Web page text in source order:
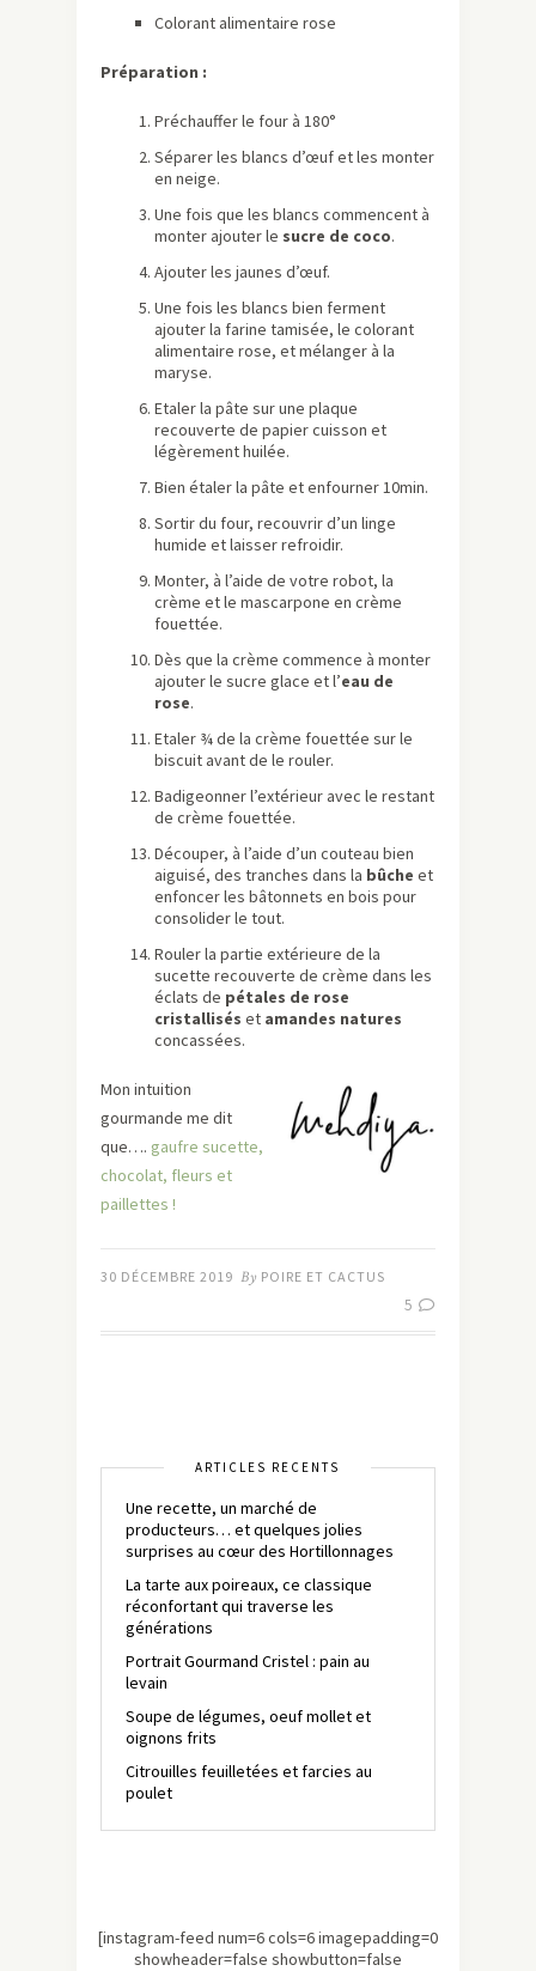
Colorant alimentaire rose
Préparation :
Préchauffer le four à 180°
Séparer les blancs d’œuf et les monter
en neige.
Une fois que les blancs commencent à
monter ajouter le sucre de coco.
Ajouter les jaunes d’œuf.
Une fois les blancs bien ferment
ajouter la farine tamisée, le colorant
alimentaire rose, et mélanger à la
maryse.
Etaler la pâte sur une plaque
recouverte de papier cuisson et
légèrement huilée.
Bien étaler la pâte et enfourner 10min.
Sortir du four, recouvrir d’un linge
humide et laisser refroidir.
Monter, à l’aide de votre robot, la
crème et le mascarpone en crème
fouettée.
Dès que la crème commence à monter
ajouter le sucre glace et l’eau de
rose.
Etaler ¾ de la crème fouettée sur le
biscuit avant de le rouler.
Badigeonner l’extérieur avec le restant
de crème fouettée.
Découper, à l’aide d’un couteau bien
aiguisé, des tranches dans la bûche et
enfoncer les bâtonnets en bois pour
consolider le tout.
Rouler la partie extérieure de la
sucette recouverte de crème dans les
éclats de pétales de rose
cristallisés et amandes natures
concassées.
Mon intuition
gourmande me dit
que…. gaufre sucette,
chocolat, fleurs et
paillettes !
30 DÉCEMBRE 2019 By POIRE ET CACTUS
5
ARTICLES RÉCENTS
Une recette, un marché de
producteurs… et quelques jolies
surprises au cœur des Hortillonnages
La tarte aux poireaux, ce classique
réconfortant qui traverse les
générations
Portrait Gourmand Cristel : pain au
levain
Soupe de légumes, oeuf mollet et
oignons frits
Citrouilles feuilletées et farcies au
poulet
[instagram-feed num=6 cols=6 imagepadding=0
showheader=false showbutton=false